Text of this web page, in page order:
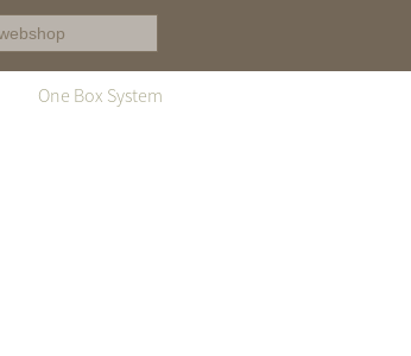
One Box System